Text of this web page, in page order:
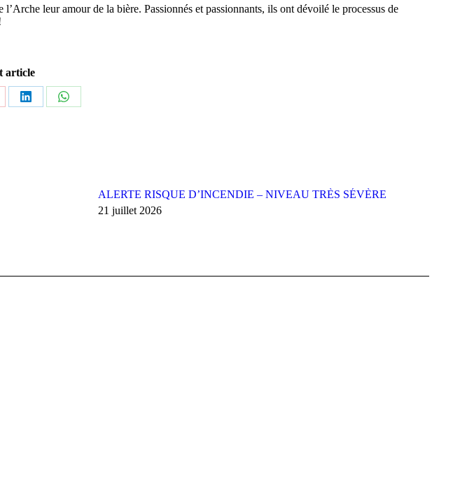
leur amour de la bière. Passionnés et passionnants, ils ont dévoilé le processus de
article
PartagerPartager
ALERTE RISQUE D’INCENDIE – NIVEAU TRÈS SÉVÈRE
21 juillet 2026